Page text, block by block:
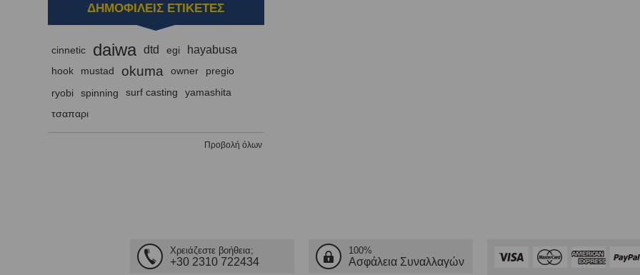
ΔΗΜΟΦΙΛΕΙΣ ΕΤΙΚΕΤΕΣ
cinnetic daiwa dtd egi hayabusa
hook mustad okuma owner pregio
ryobi spinning surf casting
yamashita
τσαπαρι
Προβολή όλων
Χρειάζεστε βοήθεια;
+30 2310 722434
100%
Ασφάλεια Συναλλαγών